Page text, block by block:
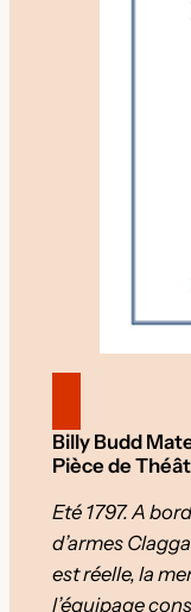
Billy Budd
Pièce de
Eté 1797. A
d’armes
est réelle, la
l’équipage